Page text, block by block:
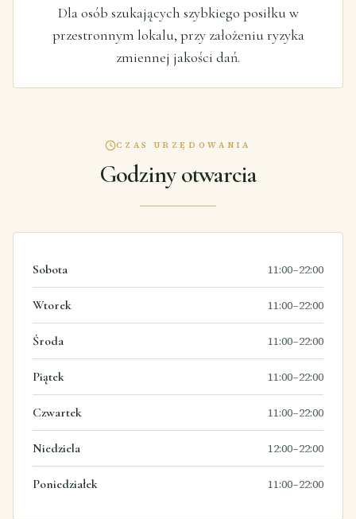
Dla osób szukających szybkiego posiłku w
przestronnym lokalu, przy założeniu ryzyka
zmiennej jakości dań.
CZAS URZĘDOWANIA
Godziny otwarcia
Sobota 11:00–22:00
Wtorek 11:00–22:00
Środa 11:00–22:00
Piątek 11:00–22:00
Czwartek 11:00–22:00
Niedziela 12:00–22:00
Poniedziałek 11:00–22:00